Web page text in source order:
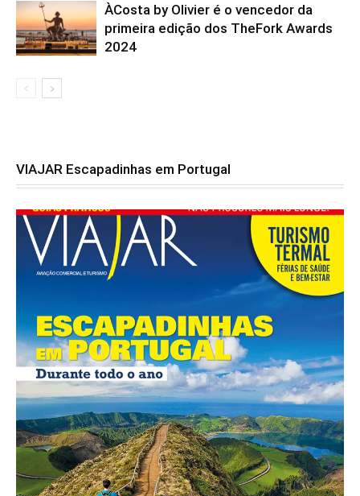
ÀCosta by Olivier é o vencedor da
primeira edição dos TheFork Awards
2024
VIAJAR Escapadinhas em Portugal